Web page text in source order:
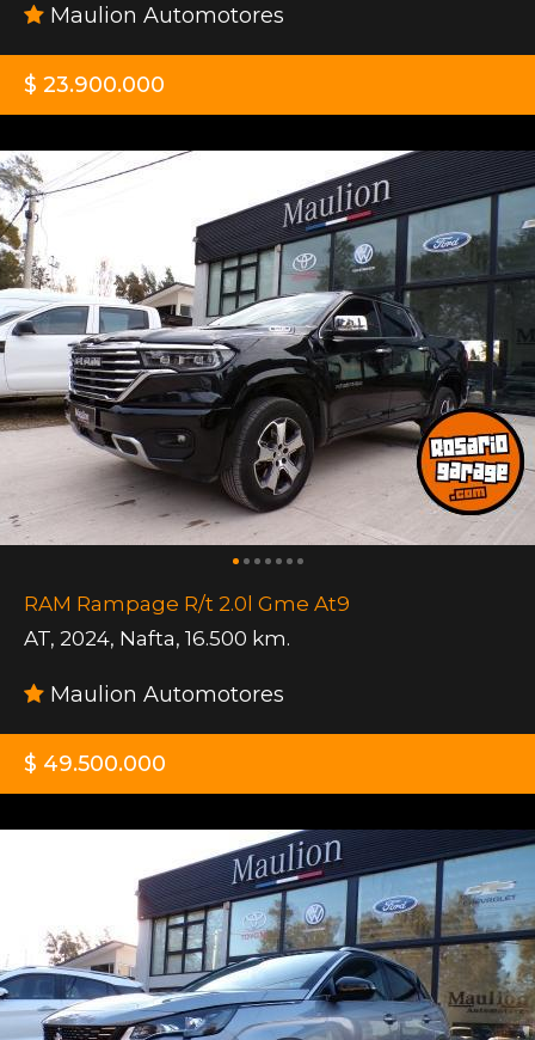
Maulion Automotores
$ 23.900.000
RAM Rampage R/t 2.0l Gme At9
AT, 2024, Nafta, 16.500 km.
Maulion Automotores
$ 49.500.000